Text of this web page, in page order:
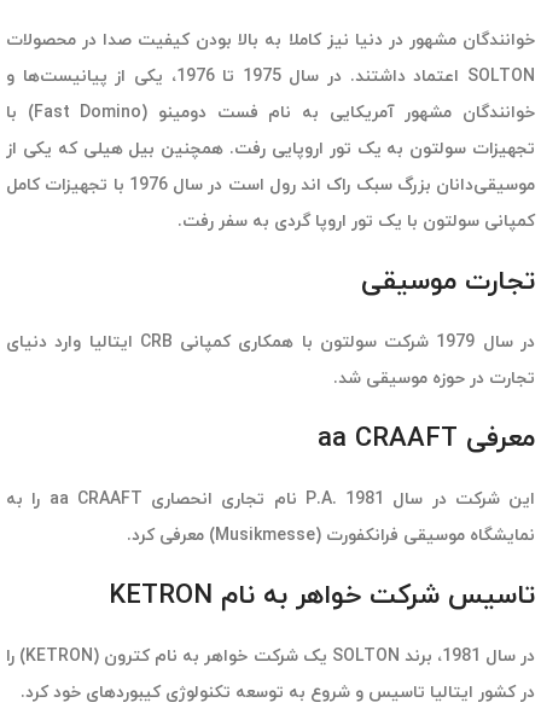
خوانندگان مشهور در دنیا نیز کاملا به بالا بودن کیفیت صدا در محصولات
SOLTON اعتماد داشتند. در سال 1975 تا 1976، یکی از پیانیست‌ها و
خوانندگان مشهور آمریکایی به نام فست دومینو (Fast Domino) با
تجهیزات سولتون به یک تور اروپایی رفت. همچنین بیل هیلی که یکی از
موسیقی‌دانان بزرگ سبک راک اند رول است در سال 1976 با تجهیزات کامل
کمپانی سولتون با یک تور اروپا گردی به سفر رفت.
تجارت موسیقی
در سال 1979 شرکت سولتون با همکاری کمپانی CRB ایتالیا وارد دنیای
تجارت در حوزه موسیقی شد.
معرفی aa CRAAFT
این شرکت در سال 1981 .P.A نام تجاری انحصاری aa CRAAFT را به
نمایشگاه موسیقی فرانکفورت (Musikmesse) معرفی کرد.
تاسیس شرکت خواهر به نام KETRON
در سال 1981، برند SOLTON یک شرکت خواهر به نام کترون (KETRON) را
در کشور ایتالیا تاسیس و شروع به توسعه تکنولوژی کیبوردهای خود کرد.